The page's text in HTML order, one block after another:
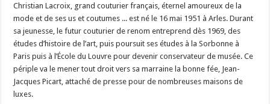
Christian Lacroix, grand couturier français, éternel amoureux de la
mode et de ses us et coutumes ... est né le 16 mai 1951 à Arles. Durant
sa jeunesse, le futur couturier de renom entreprend dès 1969, des
études d’histoire de l’art, puis poursuit ses études à la Sorbonne à
Paris puis à l’École du Louvre pour devenir conservateur de musée. Ce
périple va le mener tout droit vers sa marraine la bonne fée, Jean-
Jacques Picart, attaché de presse pour de nombreuses maisons de
luxes.